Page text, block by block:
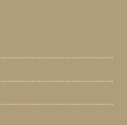
集めてるものは？(7)
？(12)